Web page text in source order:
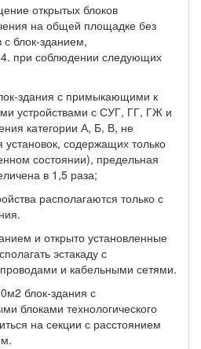
открытых блоков
на общей площадке без
блок-зданием,
при соблюдении следующих
здания с примыкающими к
устройствами с СУГ, ГГ, ГЖ и
категории А, Б, В, не
содержащих только
состоянии), предельная
в 1,5 раза;
располагаются только с
и открыто установленные
эстакаду с
и кабельными сетями.
блок-здания с
блоками технологического
на секции с расстоянием